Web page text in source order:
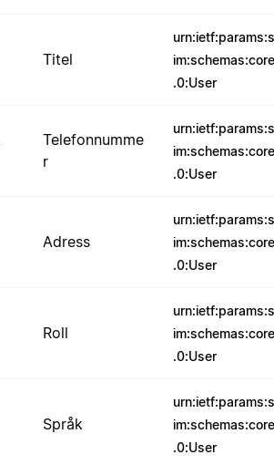
Titel
.0:User
Telefonnumme
r
.0:User
Adress
.0:User
Roll
.0:User
Språk
.0:User